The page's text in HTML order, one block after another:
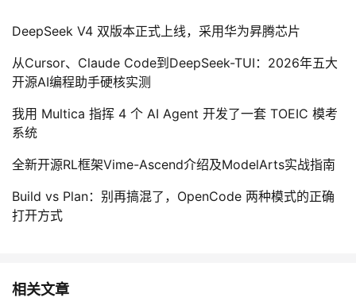
DeepSeek V4 双版本正式上线，采用华为昇腾芯片
从Cursor、Claude Code到DeepSeek-TUI：2026年五大
开源AI编程助手硬核实测
我用 Multica 指挥 4 个 AI Agent 开发了一套 TOEIC 模考
系统
全新开源RL框架Vime-Ascend介绍及ModelArts实战指南
Build vs Plan：别再搞混了，OpenCode 两种模式的正确
打开方式
相关文章